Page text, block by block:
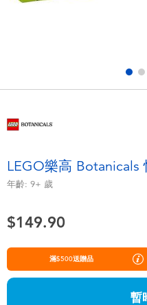
毛毛公仔玩具
夏日用品
嬰兒及學前玩具
LEGO樂高 Botanicals
年齡: 9+ 歲
$149.90
滿$500送贈品
暫